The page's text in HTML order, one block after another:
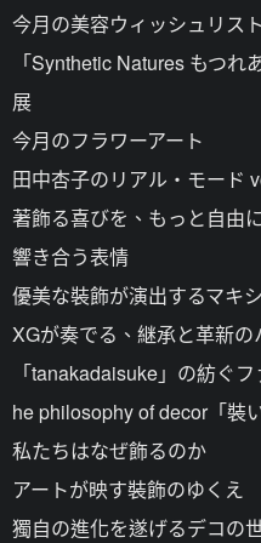
今月の美容ウィッシュリスト
「Synthetic Natures もつれ
展
今月のフラワーアート
田中杏子のリアル・モード
著飾る喜びを、もっと自由
響き合う表情
優美な裝飾が演出するマキ
XGが奏でる、継承と革新の
「tanakadaisuke」の紡ぐ
he philosophy of decor「裝
私たちはなぜ飾るのか
アートが映す裝飾のゆくえ
獨自の進化を遂げるデコの